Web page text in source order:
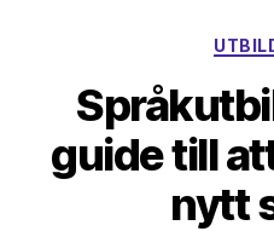
guide till
nytt